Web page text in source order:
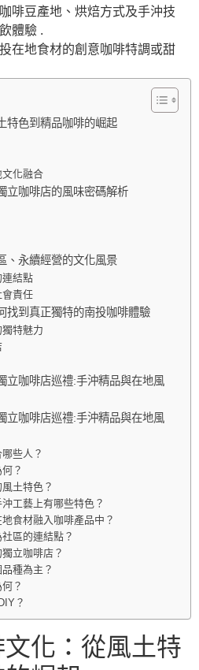
啡豆產地、烘焙方式及手沖技
體驗 .
在地食材的創意咖啡特調或甜
特色到精品咖啡的崛起
化融合
立咖啡店的風味密碼解析
、永續經營的文化風景
連結點
會責任
找到真正獨特的南投咖啡體驗
特魅力
立咖啡店巡禮:手沖精品與在地風
立咖啡店巡禮:手沖精品與在地風
些人？
？
土特色？
工藝上有哪些特色？
食材融入咖啡產品中？
區的連結點？
立咖啡店？
種為主？
？
？
化：從風土特